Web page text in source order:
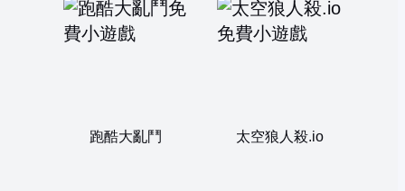
跑酷大亂鬥 太空狼人殺.io